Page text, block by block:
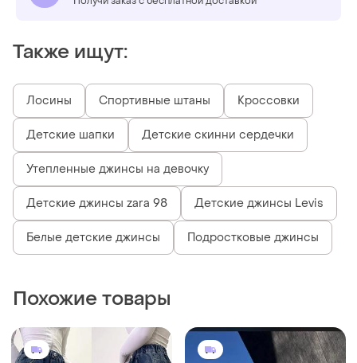
Также ищут:
Лосины Спортивные штаны Кроссовки
Детские шапки Детские скинни сердечки
Утепленные джинсы на девочку
Детские джинсы zara 98 Детские джинсы Levis
Белые детские джинсы Подростковые джинсы
Похожие товары